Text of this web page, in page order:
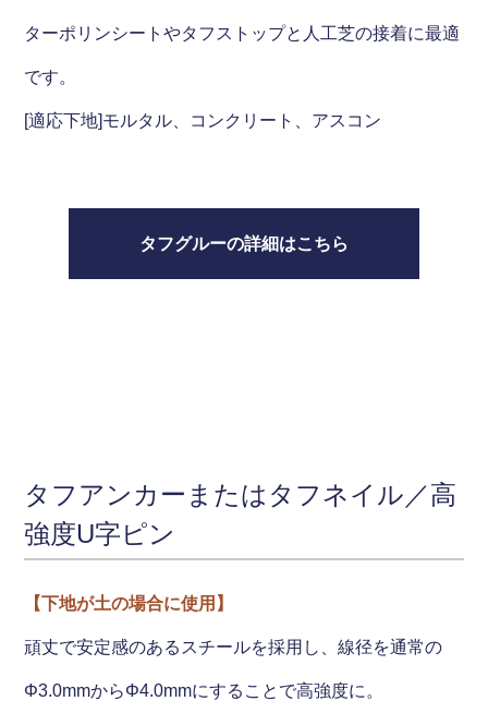
ターポリンシートやタフストップと人工芝の接着に最適
です。
[適応下地]モルタル、コンクリート、アスコン
タフグルーの詳細はこちら
タフアンカーまたはタフネイル／高
強度U字ピン
【下地が土の場合に使用】
頑丈で安定感のあるスチールを採用し、線径を通常の
Φ3.0mmからΦ4.0mmにすることで高強度に。